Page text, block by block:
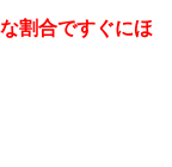
割合ですぐにほ